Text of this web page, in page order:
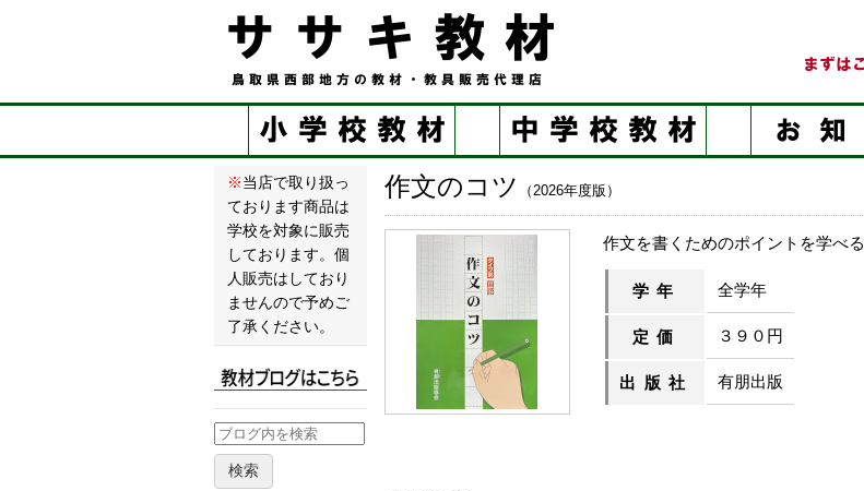
作文のコツ （2026年度版）
作文を書くためのポイントを学べる
学年 全学年
定価 ３９０円
出版社 有朋出版
※ 当店で取り扱っ
ております商品は
学校を対象に販売
しております。個
人販売はしており
ませんので予めご
了承ください。
検索